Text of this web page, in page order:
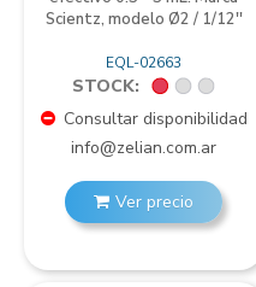
Scientz, modelo Ø2 / 1/12''
EQL-02663
STOCK:
Consultar disponibilidad
info@zelian.com.ar
Ver precio